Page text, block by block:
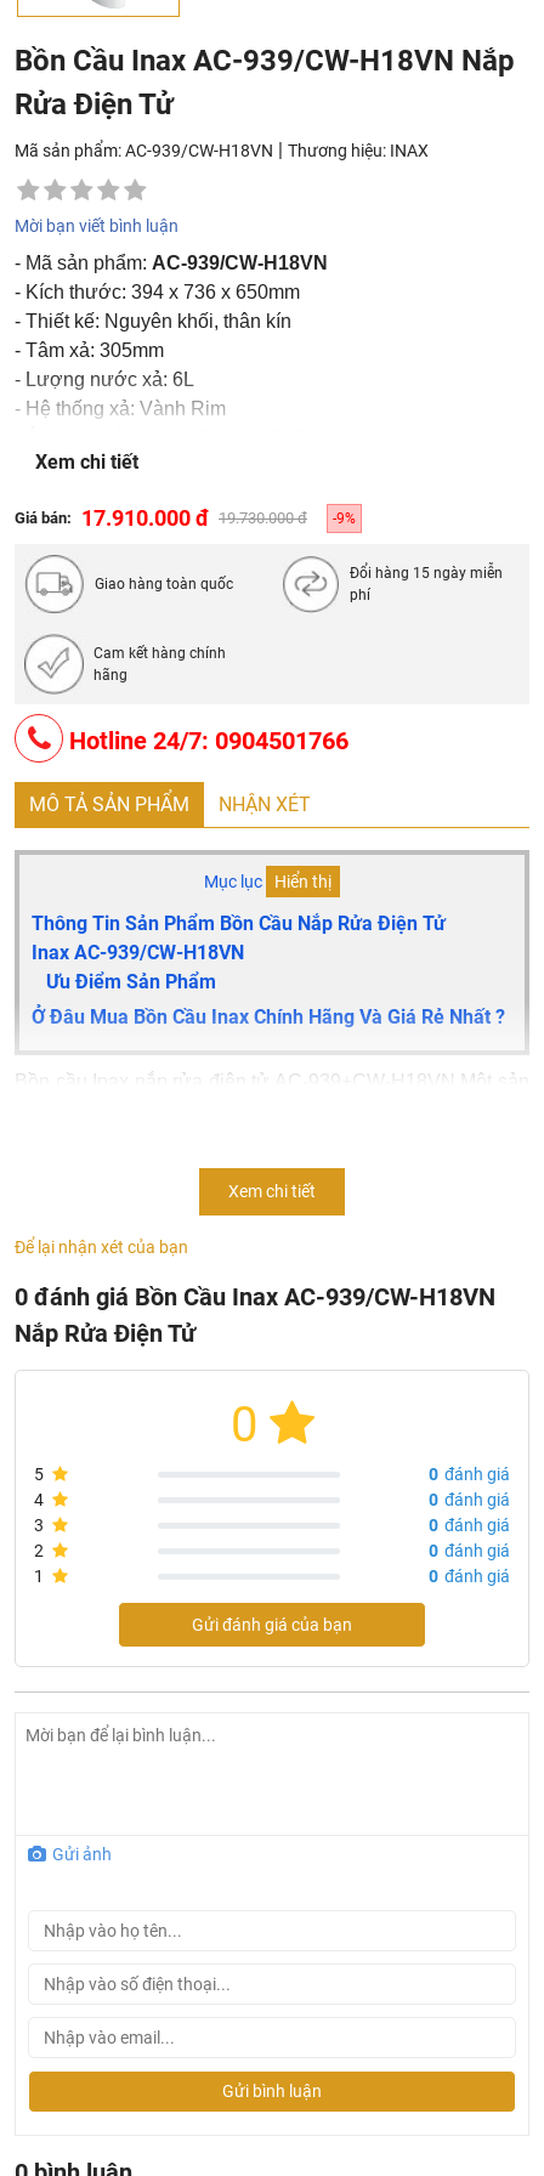
Bồn Cầu Inax AC-939/CW-H18VN Nắp
Rửa Điện Tử
Mã sản phẩm: AC-939/CW-H18VN | Thương hiệu: INAX
Mời bạn viết bình luận
- Mã sản phẩm: AC-939/CW-H18VN
- Kích thước: 394 x 736 x 650mm
- Thiết kế: Nguyên khối, thân kín
- Tâm xả: 305mm
- Lượng nước xả: 6L
- Hệ thống xả: Vành Rim
- Màu sắc: Trắng (white)
Xem chi tiết
Giá bán: 17.910.000 đ 19.730.000 đ -9%
Giao hàng toàn quốc
Đổi hàng 15 ngày miễn
phí
Cam kết hàng chính
hãng
Hotline 24/7: 0904501766
MÔ TẢ SẢN PHẨM NHẬN XÉT
Mục lục Hiển thị
Thông Tin Sản Phẩm Bồn Cầu Nắp Rửa Điện Tử
Inax AC-939/CW-H18VN
Ưu Điểm Sản Phẩm
Ở Đâu Mua Bồn Cầu Inax Chính Hãng Và Giá Rẻ Nhất ?
Bồn cầu Inax nắp rửa điện tử AC-939+CW-H18VN Một sản
cho phụ nữ, dễ dàng sử dụng, bệ ngồi sưởi ấm đem đến
cảm giác thư giãn, thoải mái và nhất là với điều kiện khí
siêu tiết kiệm điện, khử mùi, sấy khô nhanh chóng và hiệu
quả.
Thông tin sản phẩm bồn cầu nắp rửa điện tử Inax AC-
Mã sản phẩm: AC-939+CW-H18VN
Hệ thống xả: Vành Rim
Xem chi tiết
Để lại nhận xét của bạn
0 đánh giá Bồn Cầu Inax AC-939/CW-H18VN
Nắp Rửa Điện Tử
0
5 0 đánh giá
4
0 đánh giá
3
0 đánh giá
2
0 đánh giá
1
0 đánh giá
Gửi đánh giá của bạn
Gửi ảnh
Gửi bình luận